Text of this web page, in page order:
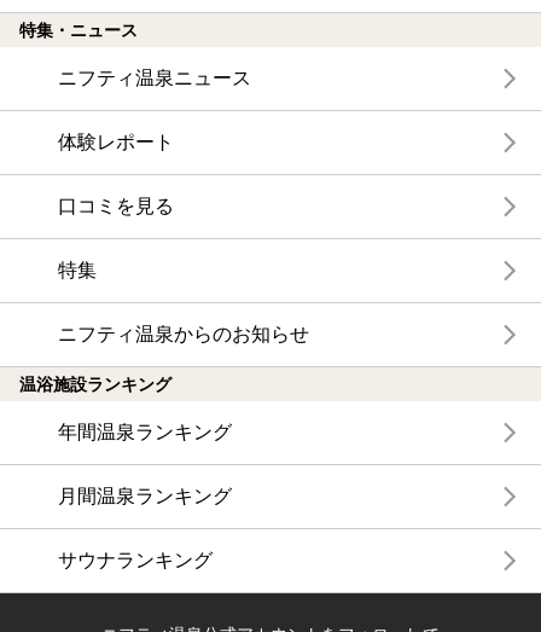
特集・ニュース
ニフティ温泉ニュース
体験レポート
口コミを見る
特集
ニフティ温泉からのお知らせ
温浴施設ランキング
年間温泉ランキング
月間温泉ランキング
サウナランキング